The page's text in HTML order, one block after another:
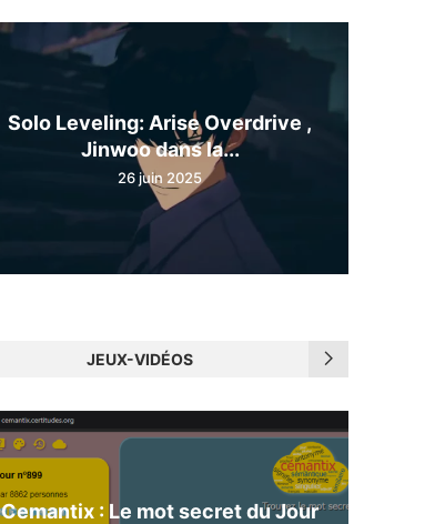
Solo Leveling: Arise Overdrive ,
Jinwoo dans la...
26 juin 2025
JEUX-VIDÉOS
Cemantix : Le mot secret du Jour